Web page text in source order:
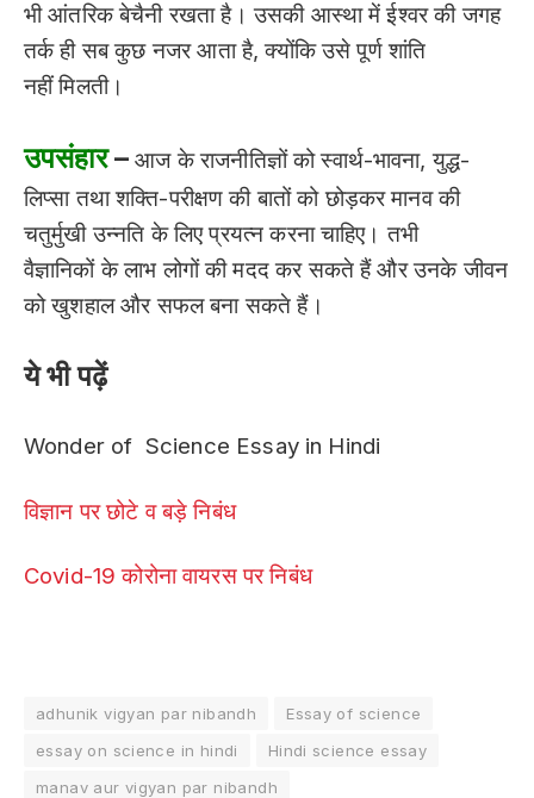
भी आंतरिक बेचैनी रखता है। उसकी आस्था में ईश्वर की जगह
तर्क ही सब कुछ नजर आता है, क्योंकि उसे पूर्ण शांति
नहीं मिलती।
उपसंहार– आज के राजनीतिज्ञों को स्वार्थ-भावना, युद्ध-
लिप्सा तथा शक्ति-परीक्षण की बातों को छोड़कर मानव की
चतुर्मुखी उन्नति के लिए प्रयत्न करना चाहिए। तभी
वैज्ञानिकों के लाभ लोगों की मदद कर सकते हैं और उनके जीवन
को खुशहाल और सफल बना सकते हैं।
ये भी पढ़ें
Wonder of Science Essay in Hindi
विज्ञान पर छोटे व बड़े निबंध
Covid-19 कोरोना वायरस पर निबंध
adhunik vigyan par nibandh
Essay of science
essay on science in hindi
Hindi science essay
manav aur vigyan par nibandh